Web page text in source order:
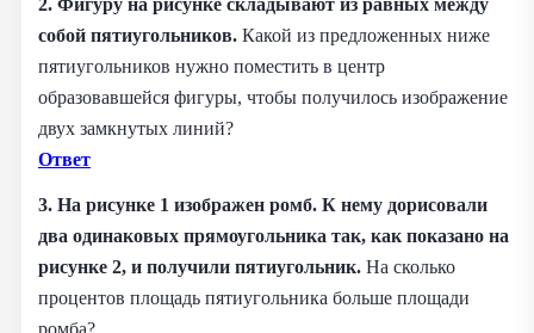
собой пятиугольников. Какой из предложенных ниже
пятиугольников нужно поместить в центр
образовавшейся фигуры, чтобы получилось изображение
двух замкнутых линий?
Ответ
3. На рисунке 1 изображен ромб. К нему дорисовали
два одинаковых прямоугольника так, как показано на
рисунке 2, и получили пятиугольник. На сколько
процентов площадь пятиугольника больше площади